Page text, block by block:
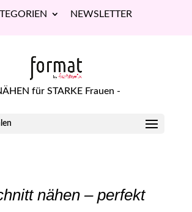
NEWSLETTER
für STARKE Frauen -
nähen – perfekt